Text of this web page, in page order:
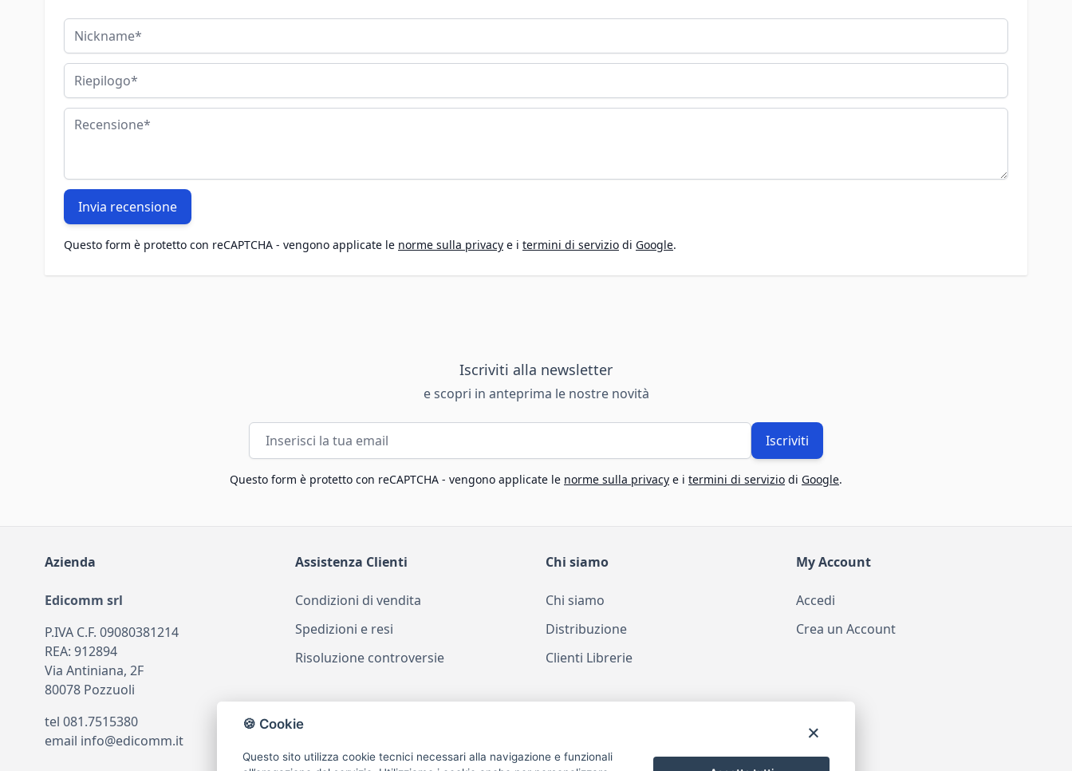
Nickname
Riepilogo
Recensione
Invia recensione
Questo form è protetto con reCAPTCHA - vengono applicate le norme sulla privacy e i termini di servizio di Google.
Iscriviti alla newsletter
e scopri in anteprima le nostre novità
Indirizzo email
Iscriviti
Questo form è protetto con reCAPTCHA - vengono applicate le norme sulla privacy e i termini di servizio di Google.
Azienda
Edicomm srl
P.IVA C.F. 09080381214
REA: 912894
Via Antiniana, 2F
80078 Pozzuoli
tel 081.7515380
email info@edicomm.it
Assistenza Clienti
Condizioni di vendita
Spedizioni e resi
Risoluzione controversie
Chi siamo
Chi siamo
Distribuzione
Clienti Librerie
My Account
Accedi
Crea un Account
🍪 Cookie
Questo sito utilizza cookie tecnici necessari alla navigazione e funzionali